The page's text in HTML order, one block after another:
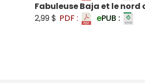
Fabuleuse Baja et le nord
2,99 $ PDF : ePUB :